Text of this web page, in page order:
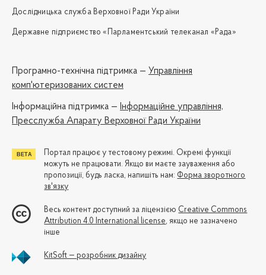
Дослідницька служба Верховної Ради України
Державне підприємство «Парламентський телеканал «Рада»
Програмно-технічна підтримка — Управління
комп'ютеризованих систем
Iнформаційна підтримка — Інформаційне управління,
Пресслужба Апарату Верховної Ради України
Портал працює у тестовому режимі. Окремі функції
можуть не працювати. Якщо ви маєте зауваження або
пропозиції, будь ласка, напишіть нам: Форма зворотного
зв'язку
Весь контент доступний за ліцензією Creative Commons
Attribution 4.0 International license, якщо не зазначено
інше
KitSoft — розробник дизайну